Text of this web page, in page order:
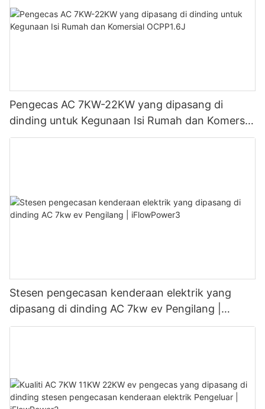
Pengecas AC 7KW-22KW yang dipasang di
dinding untuk Kegunaan Isi Rumah dan Komersial
OCPP1.6J
Stesen pengecasan kenderaan elektrik yang
dipasang di dinding AC 7kw ev Pengilang |
iFlowPower3